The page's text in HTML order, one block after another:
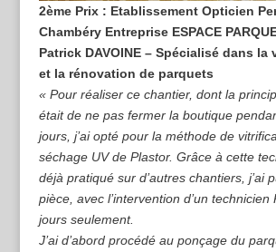
2ème Prix : Etablissement Opticien
Chambéry Entreprise ESPACE
Patrick DAVOINE – Spécialisé dans la
et la rénovation de parquets
« Pour réaliser ce chantier, dont la
était de ne pas fermer la boutique
jours, j’ai opté pour la méthode de
séchage UV de Plastor. Grâce à cette
déjà pratiqué sur d’autres chantiers, j’ai
pièce, avec l’intervention d’un technicien
jours seulement.
J’ai d’abord procédé au ponçage du